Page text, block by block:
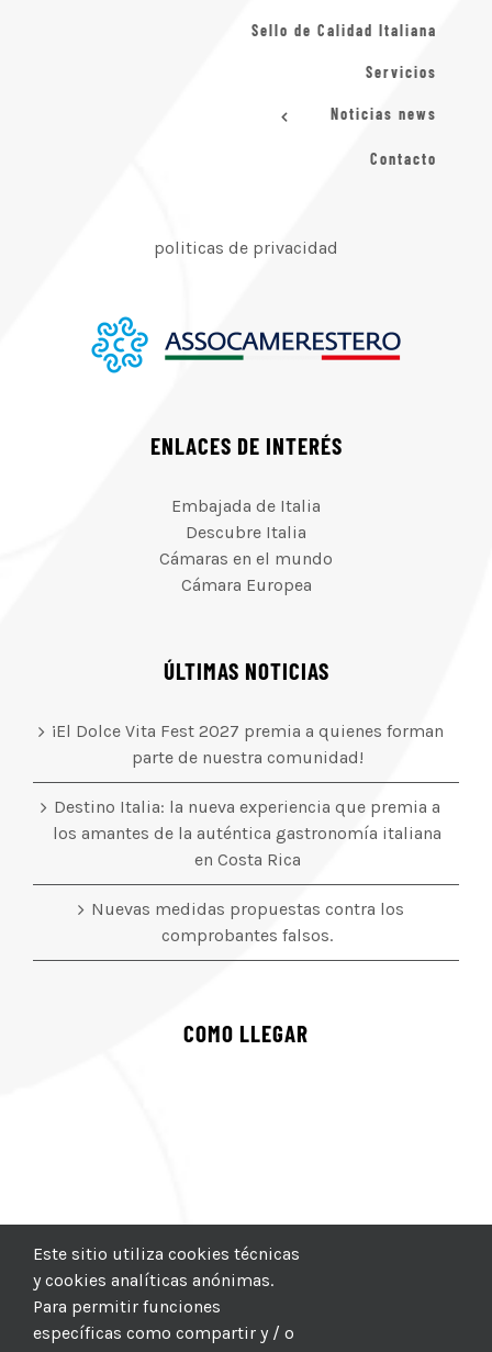
Sello de Calidad Italiana
Servicios
Noticias news
Contacto
politicas de privacidad
ENLACES DE INTERÉS
Embajada de Italia
Descubre Italia
Cámaras en el mundo
Cámara Europea
ÚLTIMAS NOTICIAS
¡El Dolce Vita Fest 2027 premia a quienes forman
parte de nuestra comunidad!
Destino Italia: la nueva experiencia que premia a
los amantes de la auténtica gastronomía italiana
en Costa Rica
Nuevas medidas propuestas contra los
comprobantes falsos.
COMO LLEGAR
Este sitio utiliza cookies técnicas
y cookies analíticas anónimas.
Para permitir funciones
específicas como compartir y / o